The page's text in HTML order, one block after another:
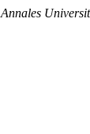
Annales